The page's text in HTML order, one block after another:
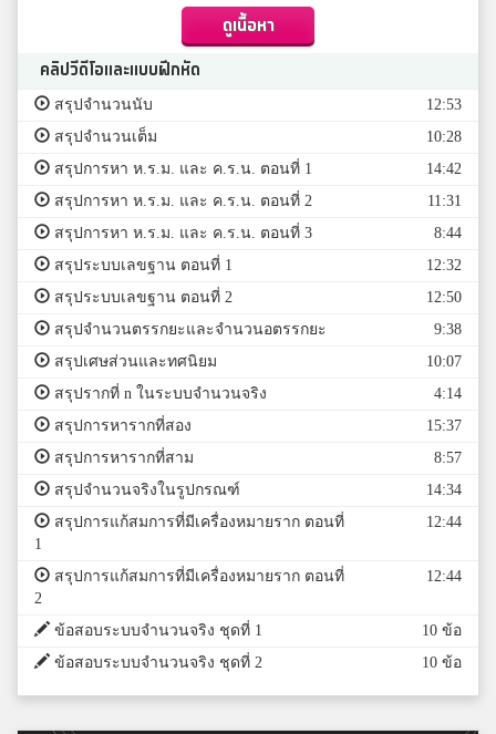
ดูเนื้อหา
คลิปวีดีโอและแบบฝึกหัด
สรุปจำนวนนับ
12:53
สรุปจำนวนเต็ม
10:28
สรุปการหา ห.ร.ม. และ ค.ร.น. ตอนที่ 1
14:42
สรุปการหา ห.ร.ม. และ ค.ร.น. ตอนที่ 2
11:31
สรุปการหา ห.ร.ม. และ ค.ร.น. ตอนที่ 3
8:44
สรุประบบเลขฐาน ตอนที่ 1
12:32
สรุประบบเลขฐาน ตอนที่ 2
12:50
สรุปจำนวนตรรกยะและจำนวนอตรรกยะ
9:38
สรุปเศษส่วนและทศนิยม
10:07
สรุปรากที่ n ในระบบจำนวนจริง
4:14
สรุปการหารากที่สอง
15:37
สรุปการหารากที่สาม
8:57
สรุปจำนวนจริงในรูปกรณฑ์
14:34
สรุปการแก้สมการที่มีเครื่องหมายราก ตอนที่
1
12:44
สรุปการแก้สมการที่มีเครื่องหมายราก ตอนที่
2
12:44
ข้อสอบระบบจำนวนจริง ชุดที่ 1
10 ข้อ
ข้อสอบระบบจำนวนจริง ชุดที่ 2
10 ข้อ